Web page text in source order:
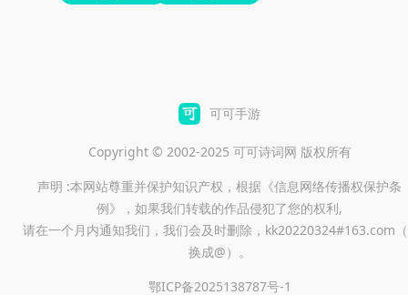
可可手游
Copyright © 2002-2025 可可诗词网 版权所有
声明 :本网站尊重并保护知识产权，根据《信息网络传播权保护条
例》，如果我们转载的作品侵犯了您的权利,
请在一个月内通知我们，我们会及时删除，kk20220324#163.com
换成@）。
鄂ICP备2025138787号-1